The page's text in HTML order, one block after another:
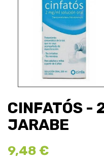
CINFATÓS -
JARABE
9,48 €